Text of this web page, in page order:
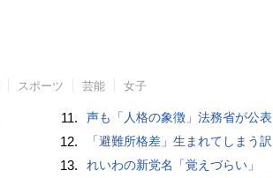
スポーツ 芸能 女子
11. 声も「人格の象徴」法務省が公表
12. 「避難所格差」生まれてしまう訳
13. れいわの新党名「覚えづらい」